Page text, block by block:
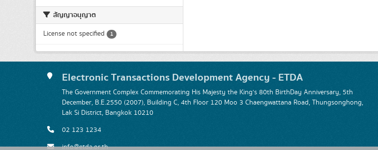
สัญญาอนุญาต
License not specified 1
Electronic Transactions Development Agency - ETDA
The Government Complex Commemorating His Majesty the King's 80th BirthDay Anniversary, 5th
December, B.E.2550 (2007), Building C, 4th Floor 120 Moo 3 Chaengwattana Road, Thungsonghong,
Lak Si District, Bangkok 10210
02 123 1234
info@etda.or.th